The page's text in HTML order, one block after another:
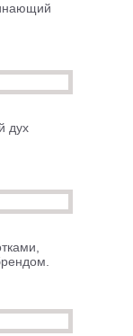
дух